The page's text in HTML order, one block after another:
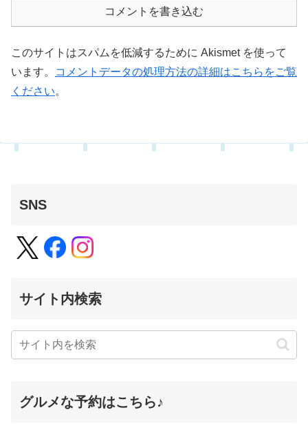
コメントを書き込む
このサイトはスパムを低減するために Akismet を使って
います。
コメントデータの処理方法の詳細はこちらをご覧
ください。
SNS
サイト内検索
グルメな予約はこちら♪